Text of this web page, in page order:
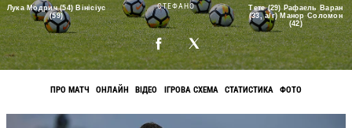
Лука Модрич (54) Вінісіус
(59)
СТЕФАНО
Тете (29) Рафаель Варан
(33, а/г) Манор Соломон
(42)
ПРО МАТЧ ОНЛАЙН ВІДЕО ІГРОВА СХЕМА СТАТИСТИКА ФОТО